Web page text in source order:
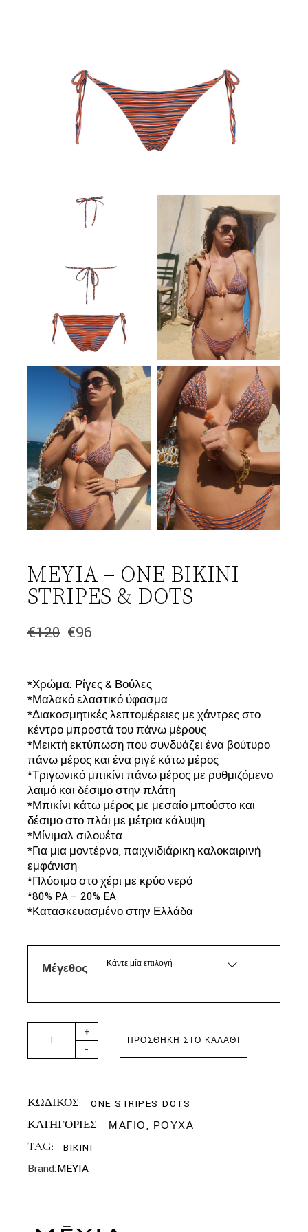
ΜΕΥΙΑ – ONE BIKINI
STRIPES & DOTS
€120
Original
€120.
€96
Η
είναι:
€96.
*Χρώμα: Ρίγες & Βούλες
*Μαλακό ελαστικό ύφασμα
*Διακοσμητικές λεπτομέρειες με χάντρες στο
κέντρο μπροστά του πάνω μέρους
*Μεικτή εκτύπωση που συνδυάζει ένα βούτυρο
πάνω μέρος και ένα ριγέ κάτω μέρος
*Τριγωνικό μπικίνι πάνω μέρος με ρυθμιζόμενο
λαιμό και δέσιμο στην πλάτη
*Μπικίνι κάτω μέρος με μεσαίο μπούστο και
δέσιμο στο πλάι με μέτρια κάλυψη
*Μίνιμαλ σιλουέτα
*Για μια μοντέρνα, παιχνιδιάρικη καλοκαιρινή
εμφάνιση
*Πλύσιμο στο χέρι με κρύο νερό
*80% PA – 20% EA
*Κατασκευασμένο στην Ελλάδα
Μέγεθος Κάντε μία επιλογή
ΜΕΥΙΑ - ONE BIKINI STRIPES & DOTS quantity
-
+
ΠΡΟΣΘΉΚΗ ΣΤΟ ΚΑΛΆΘΙ
ΚΩΔΙΚΟΣ: ONE STRIPES DOTS
ΚΑΤΗΓΟΡΙΕΣ: ΜΑΓΙΟ, ΡΟΥΧΑ
TAG: BIKINI
Brand:MEYIA